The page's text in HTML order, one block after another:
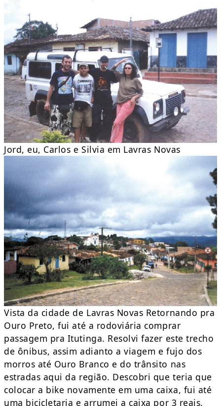
Jord, eu, Carlos e Silvia em Lavras Novas
Vista da cidade de Lavras Novas Retornando pra
Ouro Preto, fui até a rodoviária comprar
passagem pra Itutinga. Resolvi fazer este trecho
de ônibus, assim adianto a viagem e fujo dos
morros até Ouro Branco e do trânsito nas
estradas aqui da região. Descobri que teria que
colocar a bike novamente em uma caixa, fui até
uma bicicletaria e arrumei a caixa por 3 reais.